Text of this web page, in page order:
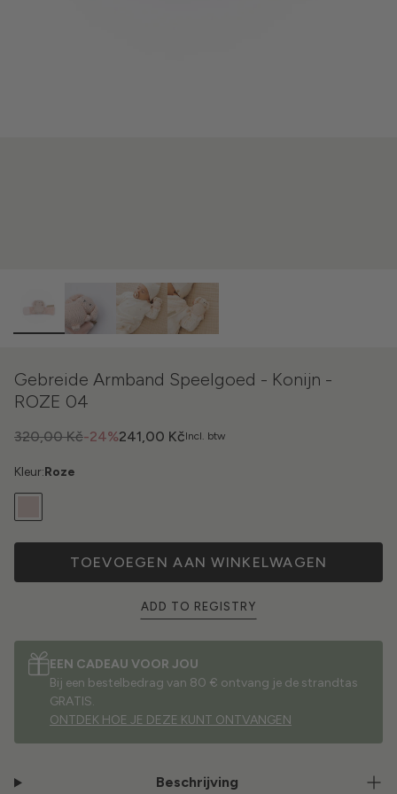
Gebreide Armband Speelgoed - Konijn -
ROZE 04
Incl. btw
-24%
320,00 Kč 241,00 Kč
Kleur:Roze
TOEVOEGEN AAN WINKELWAGEN
ADD TO REGISTRY
EEN CADEAU VOOR JOU
Bij een bestelbedrag van 80 € ontvang je de strandtas
GRATIS.
ONTDEK HOE JE DEZE KUNT ONTVANGEN
Beschrijving